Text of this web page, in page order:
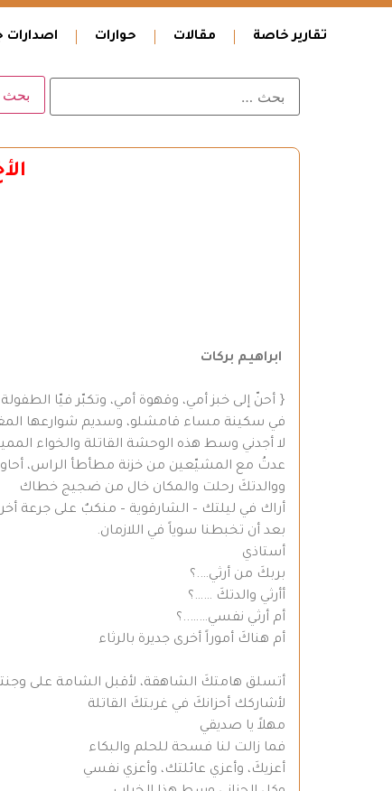
تقارير خاصة مقالات حوارات اصدارات
ابراهيم بركات
{ أحنّ إلى خبز أمي، وقهوة أمي، وتكبّر فيّا
في سكينة مساء قامشلو، وسديم شوارعها
لا أجدني وسط هذه الوحشة القاتلة والخواء
عدتُ مع المشيّعين من خزنة مطأطأ الراس،
ووالدتكَ رحلت والمكان خال من ضجيج خطاك
أراك في ليلتك – الشارقوية – منكبٌ على جرعة
بعد أن تخبطنا سوياً في اللازمان.
أستاذي
بربكَ من أرثي….؟
أأرثي والدتكَ ……؟
أم أرثي نفسي……..؟
أم هناكَ أموراً أخرى جديرة بالرثاء
أتسلق هامتكَ الشاهقة، لأقبل الشامة على
لأشاركك أحزانكَ في غربتكَ القاتلة
مهلاً يا صديقي
فما زالت لنا فسحة للحلم والبكاء
أعزيكَ، وأعزي عائلتك، وأعزي نفسي